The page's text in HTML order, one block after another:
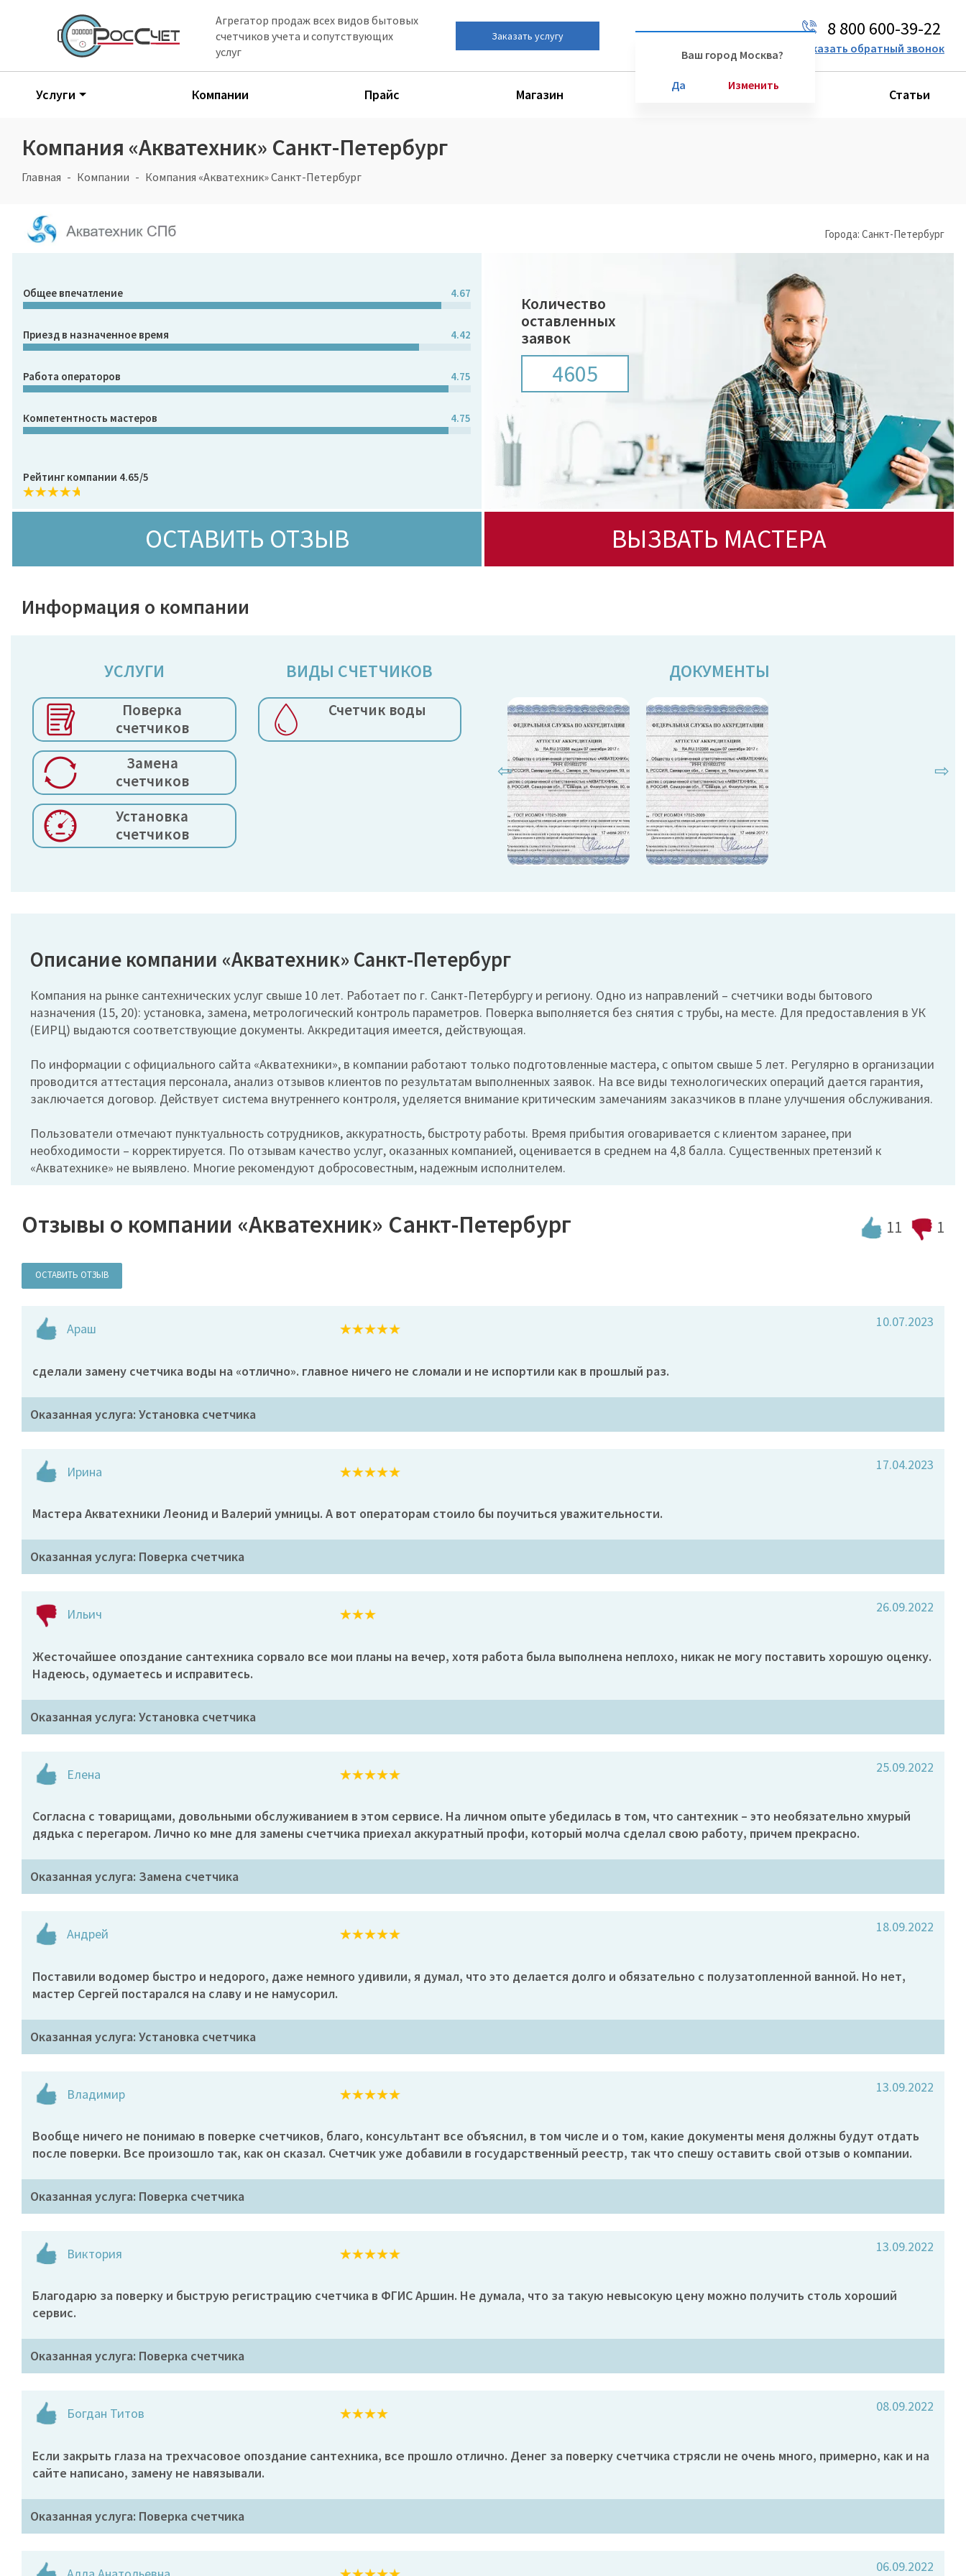
Агрегатор продаж всех видов бытовых
счетчиков учета и сопутствующих
услуг
Заказать услугу
Ваш город Москва?
Да Изменить
8 800 600-39-22
Заказать обратный звонок
Услуги Компании Прайс Магазин Производители Статьи
Компания «Акватехник» Санкт-Петербург
Главная Компании Компания «Акватехник» Санкт-Петербург
Города: Санкт-Петербург
Общее впечатление 4.67
Приезд в назначенное время 4.42
Работа операторов 4.75
Компетентность мастеров 4.75
Рейтинг компании 4.65/5
Количество
оставленных
заявок
4605
ОСТАВИТЬ ОТЗЫВ ВЫЗВАТЬ МАСТЕРА
Информация о компании
УСЛУГИ
Поверка
счетчиков
Замена
счетчиков
Установка
счетчиков
ВИДЫ СЧЕТЧИКОВ
Счетчик воды
ДОКУМЕНТЫ
⇦ ⇨
Описание компании «Акватехник» Санкт-Петербург
Компания на рынке сантехнических услуг свыше 10 лет. Работает по г. Санкт-Петербургу и региону. Одно из направлений – счетчики воды бытового
назначения (15, 20): установка, замена, метрологический контроль параметров. Поверка выполняется без снятия с трубы, на месте. Для предоставления в УК
(ЕИРЦ) выдаются соответствующие документы. Аккредитация имеется, действующая.
По информации с официального сайта «Акватехники», в компании работают только подготовленные мастера, с опытом свыше 5 лет. Регулярно в организации
проводится аттестация персонала, анализ отзывов клиентов по результатам выполненных заявок. На все виды технологических операций дается гарантия,
заключается договор. Действует система внутреннего контроля, уделяется внимание критическим замечаниям заказчиков в плане улучшения обслуживания.
Пользователи отмечают пунктуальность сотрудников, аккуратность, быстроту работы. Время прибытия оговаривается с клиентом заранее, при
необходимости – корректируется. По отзывам качество услуг, оказанных компанией, оценивается в среднем на 4,8 балла. Существенных претензий к
«Акватехнике» не выявлено. Многие рекомендуют добросовестным, надежным исполнителем.
Отзывы о компании «Акватехник» Санкт-Петербург 11 1
ОСТАВИТЬ ОТЗЫВ
Араш 10.07.2023
сделали замену счетчика воды на «отлично». главное ничего не сломали и не испортили как в прошлый раз.
Оказанная услуга: Установка счетчика
Ирина 17.04.2023
Мастера Акватехники Леонид и Валерий умницы. А вот операторам стоило бы поучиться уважительности.
Оказанная услуга: Поверка счетчика
Ильич 26.09.2022
Жесточайшее опоздание сантехника сорвало все мои планы на вечер, хотя работа была выполнена неплохо, никак не могу поставить хорошую оценку.
Надеюсь, одумаетесь и исправитесь.
Оказанная услуга: Установка счетчика
Елена 25.09.2022
Согласна с товарищами, довольными обслуживанием в этом сервисе. На личном опыте убедилась в том, что сантехник – это необязательно хмурый
дядька с перегаром. Лично ко мне для замены счетчика приехал аккуратный профи, который молча сделал свою работу, причем прекрасно.
Оказанная услуга: Замена счетчика
Андрей 18.09.2022
Поставили водомер быстро и недорого, даже немного удивили, я думал, что это делается долго и обязательно с полузатопленной ванной. Но нет,
мастер Сергей постарался на славу и не намусорил.
Оказанная услуга: Установка счетчика
Владимир 13.09.2022
Вообще ничего не понимаю в поверке счетчиков, благо, консультант все объяснил, в том числе и о том, какие документы меня должны будут отдать
после поверки. Все произошло так, как он сказал. Счетчик уже добавили в государственный реестр, так что спешу оставить свой отзыв о компании.
Оказанная услуга: Поверка счетчика
Виктория 13.09.2022
Благодарю за поверку и быструю регистрацию счетчика в ФГИС Аршин. Не думала, что за такую невысокую цену можно получить столь хороший
сервис.
Оказанная услуга: Поверка счетчика
Богдан Титов 08.09.2022
Если закрыть глаза на трехчасовое опоздание сантехника, все прошло отлично. Денег за поверку счетчика стрясли не очень много, примерно, как и на
сайте написано, замену не навязывали.
Оказанная услуга: Поверка счетчика
06.09.2022